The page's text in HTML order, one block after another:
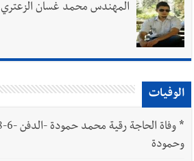
المهندس محمد غسان الزعتري
الوفيات
*
وحمودة